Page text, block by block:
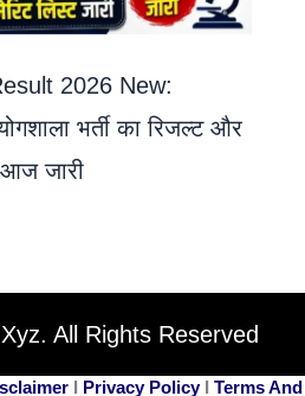
2026 New:
भर्ती का रिजल्ट और
जारी
All Rights Reserved
I Privacy PolicyI Terms And